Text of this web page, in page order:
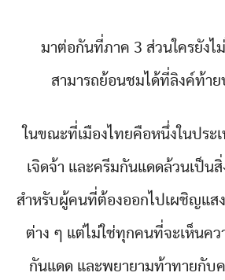
มาต่อกันที่ภาค 3 ส่วนใครยังไ
สามารถย้อนชมได้ที่ลิงค์ท้า
ในขณะที่เมืองไทยคือหนึ่งในประ
เจิดจ้า และครีมกันแดดล้วนเป็นสิ่
สำหรับผู้คนที่ต้องออกไปเผชิญแส
ต่าง ๆ แต่ไม่ใช่ทุกคนที่จะเห็นค
กันแดด และพยายามท้าทายกับ